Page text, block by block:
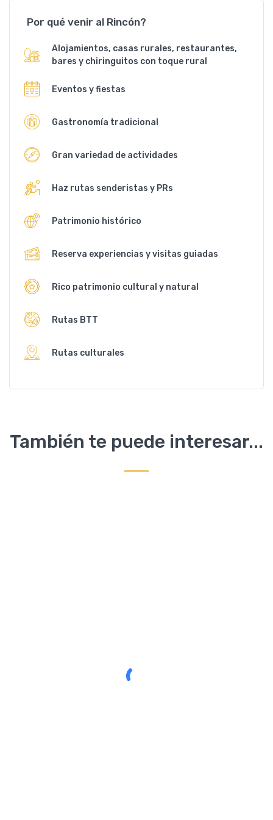
Por qué venir al Rincón?
Alojamientos, casas rurales, restaurantes,
bares y chiringuitos con toque rural
Eventos y fiestas
Gastronomía tradicional
Gran variedad de actividades
Haz rutas senderistas y PRs
Patrimonio histórico
Reserva experiencias y visitas guiadas
Rico patrimonio cultural y natural
Rutas BTT
Rutas culturales
También te puede interesar...